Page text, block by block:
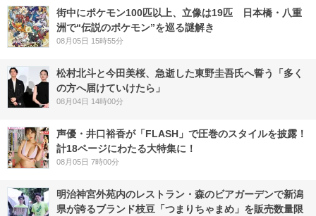
街中にポケモン100匹以上、立像は19匹 日本橋・八重
洲で“伝説のポケモン”を巡る謎解き
08月05日 15時55分
松村北斗と今田美桜、急逝した東野圭吾氏へ誓う「多く
の方へ届けていけたら」
08月04日 14時00分
声優・井口裕香が「FLASH」で圧巻のスタイルを披露！
計18ページにわたる大特集に！
08月05日 7時00分
明治神宮外苑内のレストラン・森のビアガーデンで新潟
県が誇るブランド枝豆「つまりちゃまめ」を販売数量限